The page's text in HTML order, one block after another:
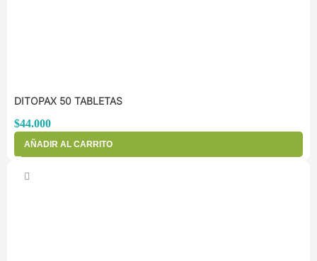
DITOPAX 50 TABLETAS
$44.000
AÑADIR AL CARRITO